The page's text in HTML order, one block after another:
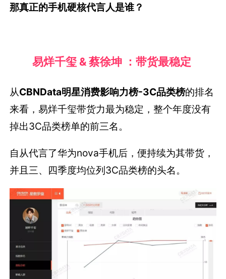
那真正的手机硬核代言人是谁？
易烊千玺 & 蔡徐坤 ：带货最稳定
从CBNData明星消费影响力榜-3C品类榜的排名
来看，易烊千玺带货力最为稳定，整个年度没有
掉出3C品类榜单的前三名。
自从代言了华为nova手机后，便持续为其带货，
并且三、四季度均位列3C品类榜的头名。